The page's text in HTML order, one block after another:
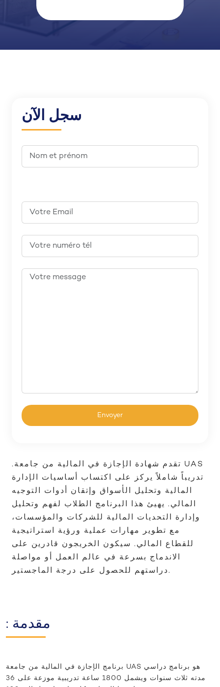
سجل الآن
.تقدم شهادة الإجازة في المالية من جامعة UAS
تدريباً شاملاً يركز على اكتساب أساسيات الإدارة
المالية وتحليل الأسواق وإتقان أدوات التوجيه
المالي. يهيئ هذا البرنامج الطلاب لفهم وتحليل
وإدارة التحديات المالية للشركات والمؤسسات،
مع تطوير مهارات عملية ورؤية استراتيجية
للقطاع المالي. سيكون الخريجون قادرين على
الاندماج بسرعة في عالم العمل أو مواصلة
دراستهم للحصول على درجة الماجستير.
: مقدمة
برنامج الإجازة في المالية من جامعة UAS هو برنامج دراسي
مدته ثلاث سنوات ويشمل 1800 ساعة تدريبية موزعة على 36